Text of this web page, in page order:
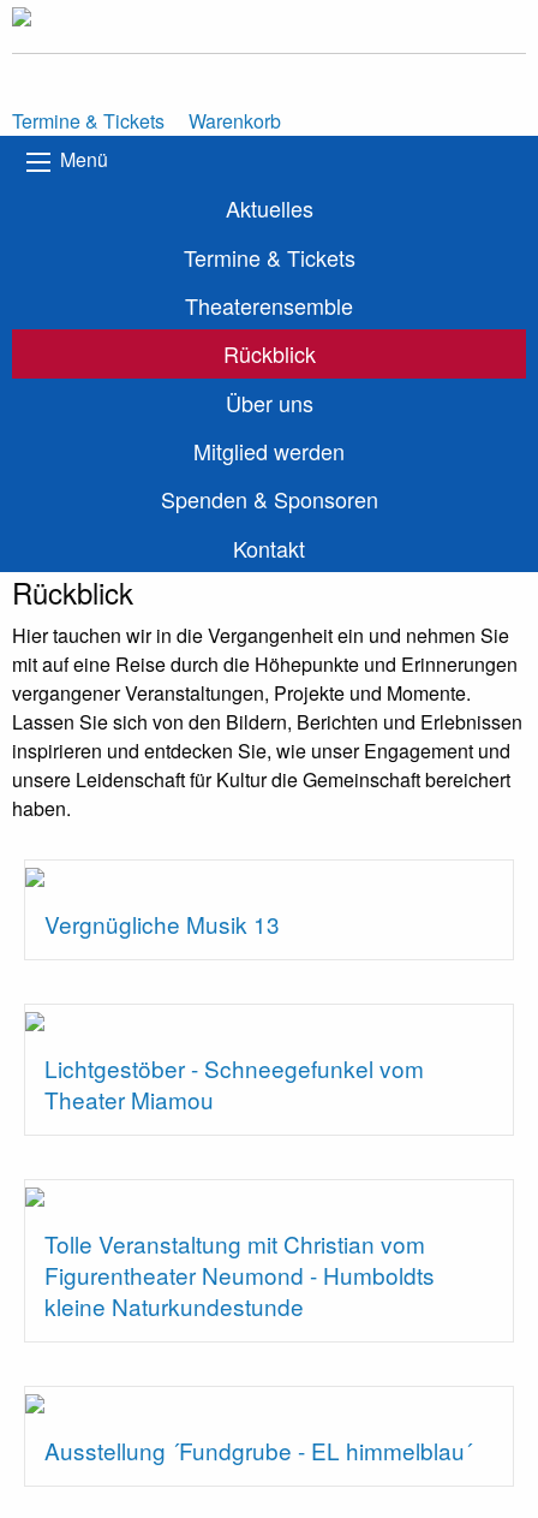
Termine & Tickets
Warenkorb
Menü
Aktuelles
Termine & Tickets
Theaterensemble
Rückblick
Über uns
Mitglied werden
Spenden & Sponsoren
Kontakt
Rückblick
Hier tauchen wir in die Vergangenheit ein und nehmen Sie
mit auf eine Reise durch die Höhepunkte und Erinnerungen
vergangener Veranstaltungen, Projekte und Momente.
Lassen Sie sich von den Bildern, Berichten und Erlebnissen
inspirieren und entdecken Sie, wie unser Engagement und
unsere Leidenschaft für Kultur die Gemeinschaft bereichert
haben.
Vergnügliche Musik 13
Lichtgestöber - Schneegefunkel vom
Theater Miamou
Tolle Veranstaltung mit Christian vom
Figurentheater Neumond - Humboldts
kleine Naturkundestunde
Ausstellung ´Fundgrube - EL himmelblau´